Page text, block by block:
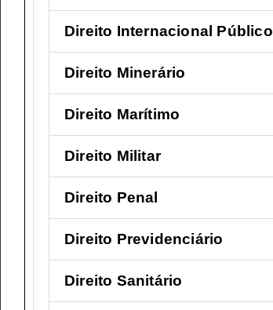
Direito Internacional Público
Direito Minerário
Direito Marítimo
Direito Militar
Direito Penal
Direito Previdenciário
Direito Sanitário